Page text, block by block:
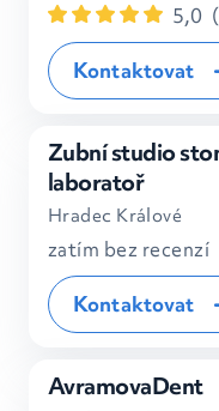
5,0 (
Kontaktovat
Zubní studio
laboratoř
Hradec Králové
zatím bez recenzí
Kontaktovat
AvramovaDent